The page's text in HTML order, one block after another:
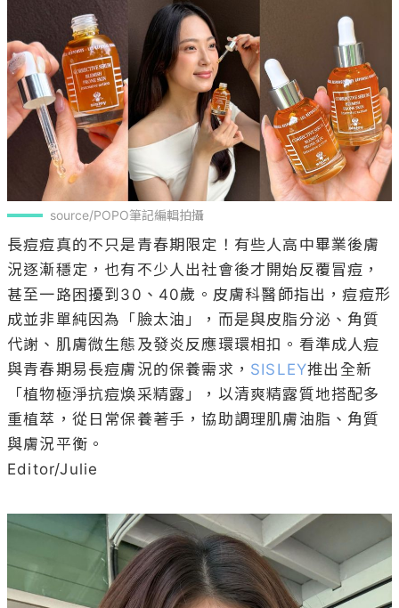
source/POPO筆記編輯拍攝
長痘痘真的不只是青春期限定！有些人高中畢業後膚
況逐漸穩定，也有不少人出社會後才開始反覆冒痘，
甚至一路困擾到30、40歲。皮膚科醫師指出，痘痘形
成並非單純因為「臉太油」，而是與皮脂分泌、角質
代謝、肌膚微生態及發炎反應環環相扣。看準成人痘
與青春期易長痘膚況的保養需求， SISLEY推出全新
「植物極淨抗痘煥采精露」，以清爽精露質地搭配多
重植萃，從日常保養著手，協助調理肌膚油脂、角質
與膚況平衡。
Editor/Julie